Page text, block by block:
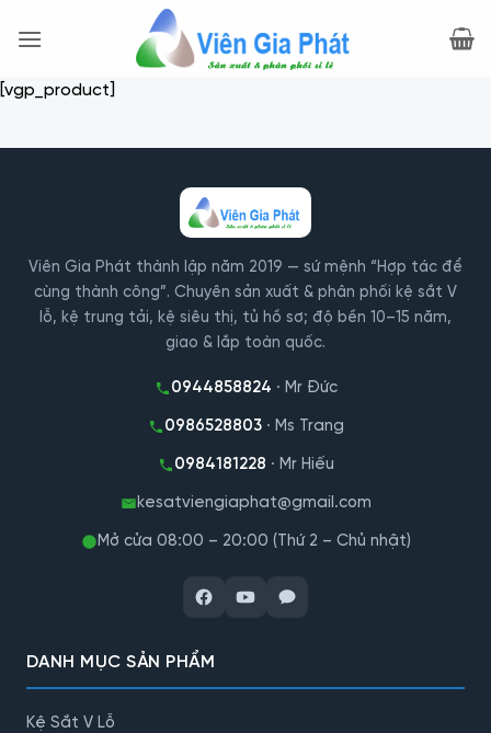
qua
dung
[vgp_product]
Viên Gia Phát thành lập năm 2019 — sứ mệnh “Hợp tác để
cùng thành công”. Chuyên sản xuất & phân phối kệ sắt V
lỗ, kệ trung tải, kệ siêu thị, tủ hồ sơ; độ bền 10–15 năm,
giao & lắp toàn quốc.
0944858824 · Mr Đức
0986528803· Ms Trang
0984181228 · Mr Hiếu
kesatviengiaphat@gmail.com
Mở cửa 08:00 – 20:00 (Thứ 2 – Chủ nhật)
DANH MỤC SẢN PHẨM
Kệ Sắt V Lỗ